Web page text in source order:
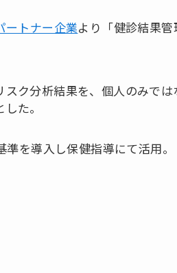
ートナー企業より「健診結果
ク分析結果を、個人のみでは
た。
を導入し保健指導にて活用。